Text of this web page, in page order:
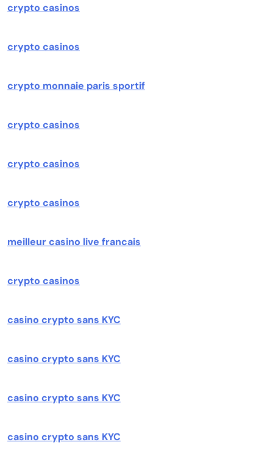
crypto casinos
crypto casinos
crypto monnaie paris sportif
crypto casinos
crypto casinos
crypto casinos
meilleur casino live francais
crypto casinos
casino crypto sans KYC
casino crypto sans KYC
casino crypto sans KYC
casino crypto sans KYC